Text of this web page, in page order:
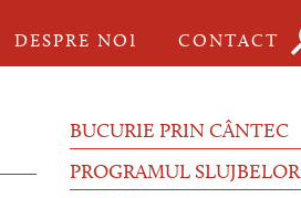
DESPRE NOI CONTACT
BUCURIE PRIN CÂNTEC
PROGRAMUL SLUJBELOR